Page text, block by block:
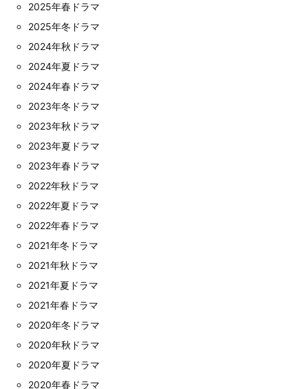
2025年春ドラマ
2025年冬ドラマ
2024年秋ドラマ
2024年夏ドラマ
2024年春ドラマ
2023年冬ドラマ
2023年秋ドラマ
2023年夏ドラマ
2023年春ドラマ
2022年秋ドラマ
2022年夏ドラマ
2022年春ドラマ
2021年冬ドラマ
2021年秋ドラマ
2021年夏ドラマ
2021年春ドラマ
2020年冬ドラマ
2020年秋ドラマ
2020年夏ドラマ
2020年春ドラマ